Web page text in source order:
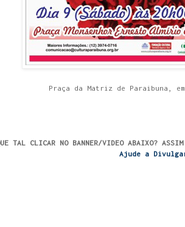
Praça da Matriz de Paraibuna, em
TAL CLICAR NO BANNER/VIDEO ABAIXO?
Ajude a